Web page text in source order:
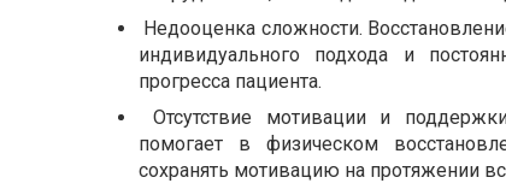
Недооценка сложности.
индивидуального подхода и
прогресса пациента.
Отсутствие мотивации и
помогает в физическом
сохранять мотивацию на протяжении